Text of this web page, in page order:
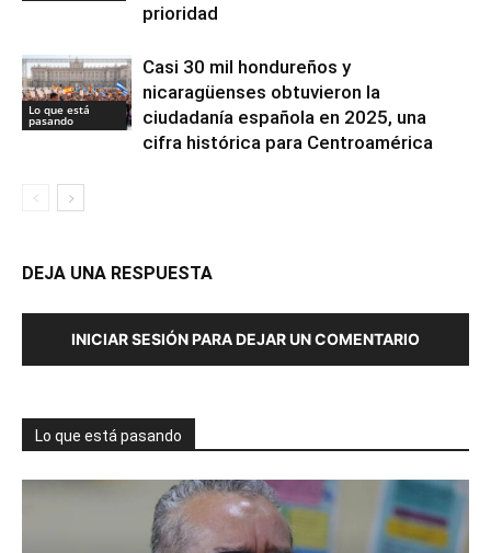
prioridad
Lo que está
pasando
Casi 30 mil hondureños y
nicaragüenses obtuvieron la
ciudadanía española en 2025, una
cifra histórica para Centroamérica
DEJA UNA RESPUESTA
INICIAR SESIÓN PARA DEJAR UN COMENTARIO
Lo que está pasando